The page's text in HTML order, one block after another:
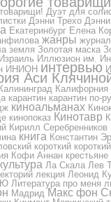
Дуэт для
Дэнни Трехо
Екатеринбург Елена
жанры журнал
земля Золотая маска
Израиль Иллюзион им.
ИНИОН интервью
Аси
Калифорния
карантин карантин по-
киноальманах
кинопоказ Кинотавр
Кирилл Серебренников
книга Константин
короткий
Кофи Аннан крестьяне
Ла Скала Лев
лекция Леонид
Ю Литература про меня
Мадрид Макс фон